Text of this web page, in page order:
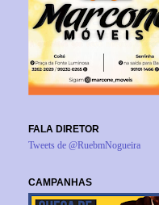
FALA DIRETOR
Tweets de @RuebmNogueira
CAMPANHAS